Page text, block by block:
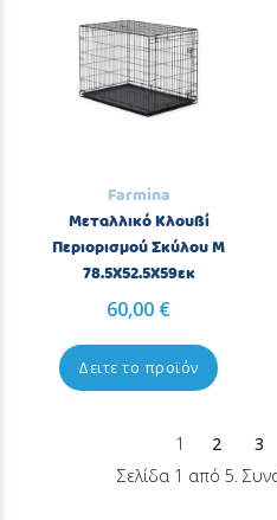
Farmina
Μεταλλικό Κλουβί
Περιορισμού Σκύλου M
78.5X52.5X59εκ
60,00 €
Δειτε το προϊόν
1 2 3
Σελίδα 1 από 5.